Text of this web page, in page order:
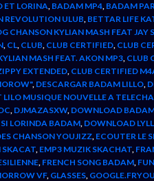
ET LORINA, BADAM MP4, BADAM
REVOLUTION ULUB, BETTAR LIFE
CHANSON KYLIAN MASH FEAT JAY
, CL, CLUB, CLUB CERTIFIED, CLUB
MASH FEAT. AKON MP3, CLUB
EXTENDED, CLUB CERTIFIED
, DESCARGAR BADAM LILLO,
MUSIQUE NOUVELLE A
, DJMAZASXW, DOWNLOAD
LORINDA BADAM, DOWNLOAD
CHANSON YOUJIZZ, ECOUTER LE
SKACAT, EMP3 MUZIK SKACHAT,
, FRENCH SONG BADAM, FUN
VF, GLASSES,